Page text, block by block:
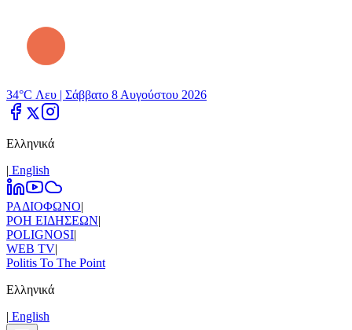
34°C Λευ | Σάββατο 8 Αυγούστου 2026
Ελληνικά
| Εnglish
ΡΑΔΙΟΦΩΝΟ|
ΡΟΗ ΕΙΔΗΣΕΩΝ|
POLIGNOSI|
WEB TV|
Politis To The Point
Ελληνικά
| Εnglish